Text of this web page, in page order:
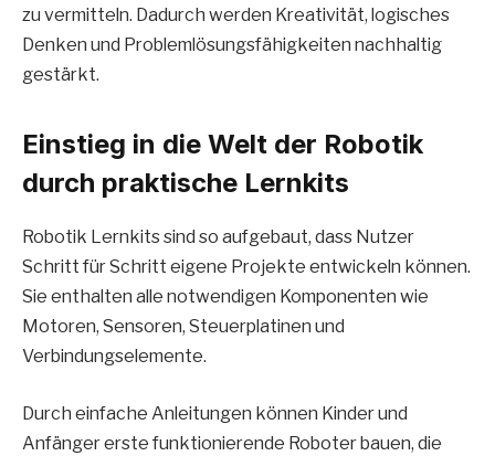
zu vermitteln. Dadurch werden Kreativität, logisches
Denken und Problemlösungsfähigkeiten nachhaltig
gestärkt.
Einstieg in die Welt der Robotik
durch praktische Lernkits
Robotik Lernkits sind so aufgebaut, dass Nutzer
Schritt für Schritt eigene Projekte entwickeln können.
Sie enthalten alle notwendigen Komponenten wie
Motoren, Sensoren, Steuerplatinen und
Verbindungselemente.
Durch einfache Anleitungen können Kinder und
Anfänger erste funktionierende Roboter bauen, die